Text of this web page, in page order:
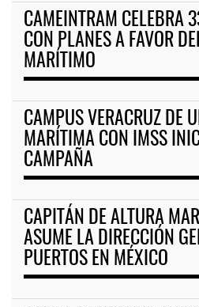
CAMEINTRAM CELEBRA
CON PLANES A FAVOR
MARÍTIMO
CAMPUS VERACRUZ DE
MARÍTIMA CON IMSS
CAMPAÑA
CAPITÁN DE ALTURA
ASUME LA DIRECCIÓN
PUERTOS EN MÉXICO